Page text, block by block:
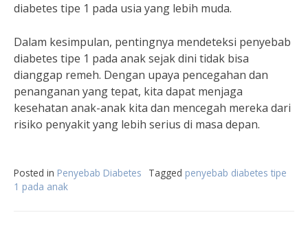
diabetes tipe 1 pada usia yang lebih muda.
Dalam kesimpulan, pentingnya mendeteksi penyebab
diabetes tipe 1 pada anak sejak dini tidak bisa
dianggap remeh. Dengan upaya pencegahan dan
penanganan yang tepat, kita dapat menjaga
kesehatan anak-anak kita dan mencegah mereka dari
risiko penyakit yang lebih serius di masa depan.
Posted in Penyebab Diabetes Tagged penyebab diabetes tipe
1 pada anak